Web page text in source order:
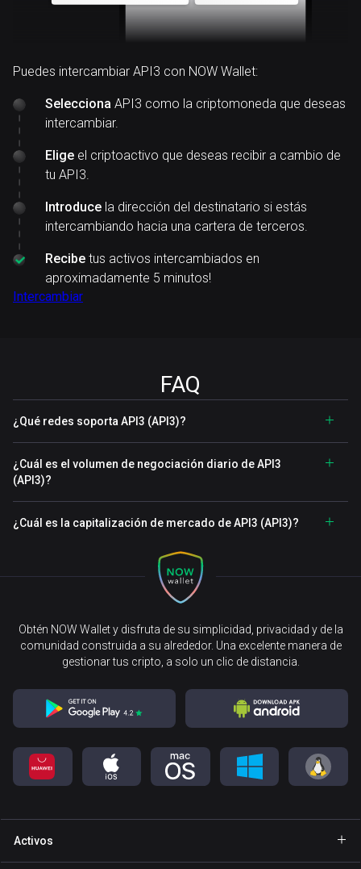
Puedes intercambiar API3 con NOW Wallet:
Selecciona API3 como la criptomoneda que deseas
intercambiar.
Elige el criptoactivo que deseas recibir a cambio de
tu API3.
Introduce la dirección del destinatario si estás
intercambiando hacia una cartera de terceros.
Recibe tus activos intercambiados en
aproximadamente 5 minutos!
Intercambiar
FAQ
¿Qué redes soporta API3 (API3)?
¿Cuál es el volumen de negociación diario de API3
(API3)?
¿Cuál es la capitalización de mercado de API3 (API3)?
Obtén NOW Wallet y disfruta de su simplicidad, privacidad y de la
comunidad construida a su alrededor. Una excelente manera de
gestionar tus cripto, a solo un clic de distancia.
Activos